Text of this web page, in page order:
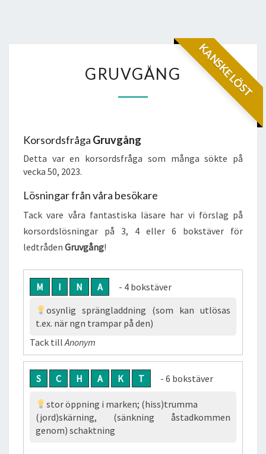
KANSKE LÖST
GRUVGÅNG
Korsordsfråga Gruvgång
Detta var en korsordsfråga som många sökte på
vecka 50, 2023.
Lösningar från våra besökare
Tack vare våra fantastiska läsare har vi förslag på
korsordslösningar på 3, 4 eller 6 bokstäver för
ledtråden Gruvgång!
M I N A
- 4 bokstäver
osynlig sprängladdning (som kan utlösas
t.ex. när ngn trampar på den)
Tack tillAnonym
S C H A K T - 6 bokstäver
stor öppning i marken; (hiss)trumma
(jord)skärning, (sänkning åstadkommen
genom) schaktning